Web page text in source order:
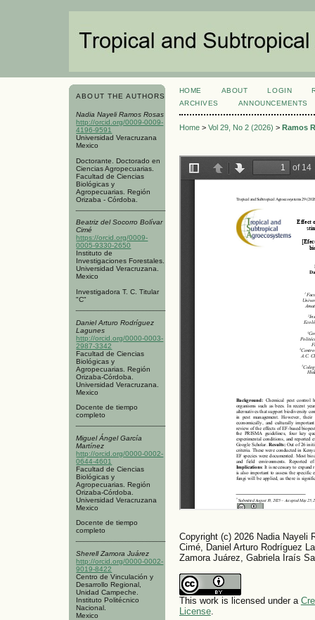
ABOUT THE AUTHORS
Nadia Nayeli Ramos Rosas
http://orcid.org/0009-0009-
4196-9591
Universidad Veracruzana
Mexico
Doctorante. Doctorado en
Ciencias Agropecuarias.
Facultad de Ciencias
Biológicas y
Agropecuarias. Región
Orizaba - Córdoba.
Beatriz del Socorro Bolívar
Cimé
https://orcid.org/0009-
0005-9330-2650
Instituto de
Investigaciones Forestales.
Universidad Veracruzana.
Mexico
Investigadora T. C. Titular
"C"
Daniel Arturo Rodríguez
Lagunes
http://orcid.org/0000-0003-
2987-3342
Facultad de Ciencias
Biológicas y
Agropecuarias. Región
Orizaba-Córdoba.
Universidad Veracruzana.
Mexico
Docente de tiempo
completo
Miguel Ángel García
Martínez
http://orcid.org/0000-0002-
0644-4601
Facultad de Ciencias
Biológicas y
Agropecuarias. Región
Orizaba-Córdoba.
Universidad Veracruzana
Mexico
Docente de tiempo
completo
Sherell Zamora Juárez
http://orcid.org/0000-0002-
9019-8422
Centro de Vinculación y
Desarrollo Regional,
Unidad Campeche.
Instituto Politécnico
Nacional.
Mexico
HOME ABOUT LOGIN
ARCHIVES
ANNOUNCEMENTS
Home> Vol 29, No 2 (2026) > Ramos
Copyright (c) 2026 Nadia Nayeli
Cimé, Daniel Arturo Rodríguez
Zamora Juárez, Gabriela Iraís
This work is licensed under a
License.